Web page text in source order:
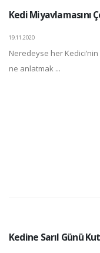
Kedi Miyavlamasını
19.11.2020
Neredeyse her
ne anlatmak ...
Kedine Sarıl Günü